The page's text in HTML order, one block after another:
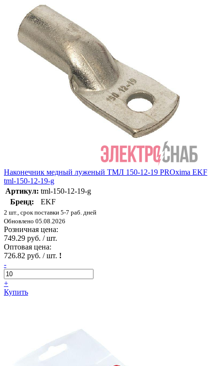
Наконечник медный луженый ТМЛ 150-12-19 PROxima EKF
tml-150-12-19-g
Артикул: tml-150-12-19-g
Бренд:
EKF
2 шт., срок поставки 5-7 раб. дней
Обновлено 05.08.2026
Розничная цена:
749.29 руб. / шт.
Оптовая цена:
726.82 руб. / шт. !
-
+
Купить